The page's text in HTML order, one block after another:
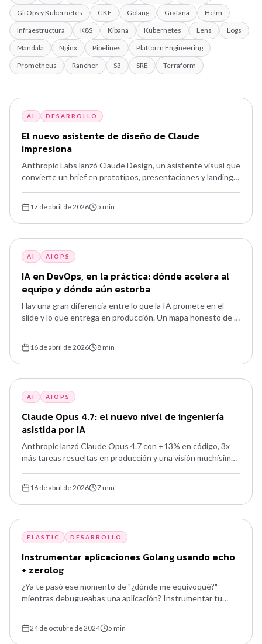
GitOps y Kubernetes
GKE Golang Grafana
Helm
Infraestructura
K8S Kibana Kubernetes Lens
Logs
Mandala
Nginx Pipelines
Platform Engineering
Prometheus
Rancher S3 SRE Terraform
AI DESARROLLO
El nuevo asistente de diseño de Claude
impresiona
Anthropic Labs lanzó Claude Design, un asistente visual que
convierte un brief en prototipos, presentaciones y landing
Claude Opus 4.7.
17 de abril de 2026 5 min
AI AIOPS
IA en DevOps, en la práctica: dónde acelera al
equipo y dónde aún estorba
Hay una gran diferencia entre lo que la IA promete en el
slide y lo que entrega en producción. Un mapa honesto de lo
16 de abril de 2026 8min
AI AIOPS
Claude Opus 4.7: el nuevo nivel de ingeniería
asistida por IA
Anthropic lanzó Claude Opus 4.7 con +13% en código, 3x
más tareas resueltas en producción y una visión muchísimo
presupuesto.
16 de abril de 2026 7min
ELASTIC DESARROLLO
Instrumentar aplicaciones Golang usando echo
+ zerolog
¿Ya te pasó ese momento de "¿dónde me equivoqué?"
mientras debugueabas una aplicación? Instrumentar tu
24 de octubre de 2024 5 min